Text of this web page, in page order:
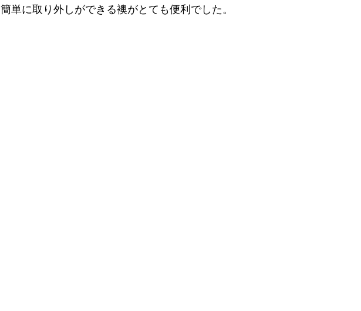
簡単に取り外しができる襖がとても便利でした。